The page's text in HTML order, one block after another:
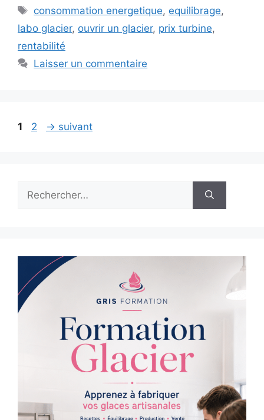
Étiquettes
consommation energetique, equilibrage,
labo glacier, ouvrir un glacier, prix turbine,
rentabilité
Laisser un commentaire
Page
1 Page
2 → suivant